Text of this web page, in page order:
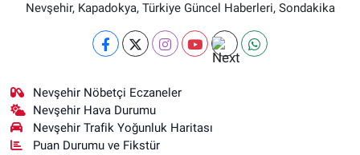
Nevşehir, Kapadokya, Türkiye Güncel Haberleri, Sondakika
Nevşehir Nöbetçi Eczaneler
Nevşehir Hava Durumu
Nevşehir Trafik Yoğunluk Haritası
Puan Durumu ve Fikstür